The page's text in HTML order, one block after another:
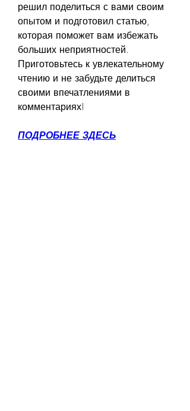
решил поделиться с вами своим
опытом и подготовил статью,
которая поможет вам избежать
больших неприятностей.
Приготовьтесь к увлекательному
чтению и не забудьте делиться
своими впечатлениями в
комментариях!
ПОДРОБНЕЕ ЗДЕСЬ